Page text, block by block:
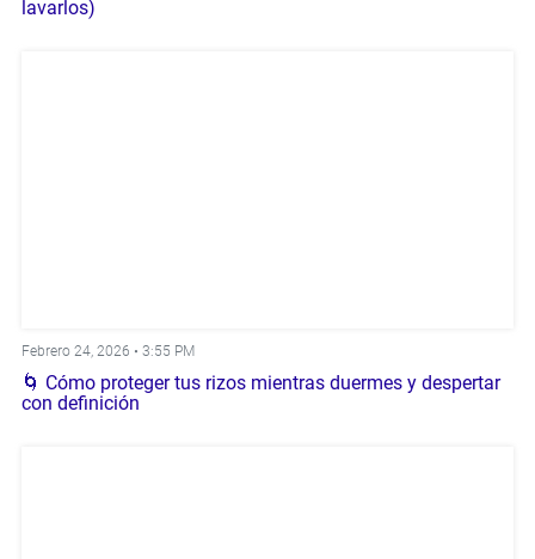
lavarlos)
Febrero 24, 2026 • 3:55 PM
🌀 Cómo proteger tus rizos mientras duermes y despertar
con definición